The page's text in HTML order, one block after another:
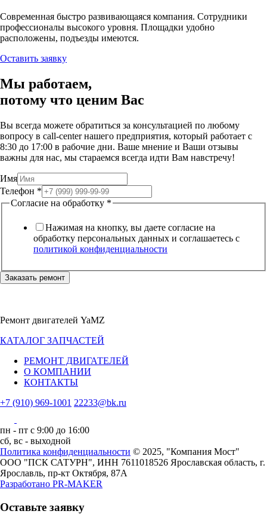
Современная быстро развивающаяся компания. Сотрудники
профессионалы высокого уровня. Площадки удобно
расположены, подъезды имеются.
Оставить заявку
Мы работаем,
потому что ценим Вас
Вы всегда можете обратиться за консультацией по любому
вопросу в call-center нашего предприятия, который работает c
8:30 до 17:00 в рабочие дни. Ваше мнение и Ваши отзывы
важны для нас, мы стараемся всегда идти Вам навстречу!
Имя
Телефон *
Согласие на обработку *
Нажимая на кнопку, вы даете согласие на
обработку персональных данных и соглашаетесь c
политикой конфиденциальности
Заказать ремонт
Ремонт двигателей YaMZ
КАТАЛОГ ЗАПЧАСТЕЙ
РЕМОНТ ДВИГАТЕЛЕЙ
О КОМПАНИИ
КОНТАКТЫ
+7 (910) 969-1001 22233@bk.ru
пн - пт с 9:00 до 16:00
сб, вс - выходной
Политика конфиденциальности © 2025, "Компания Мост"
ООО "ПСК САТУРН", ИНН 7611018526 Ярославская область, г.
Ярославль, пр-кт Октября, 87А
Разработано PR-MAKER
Оставьте заявку